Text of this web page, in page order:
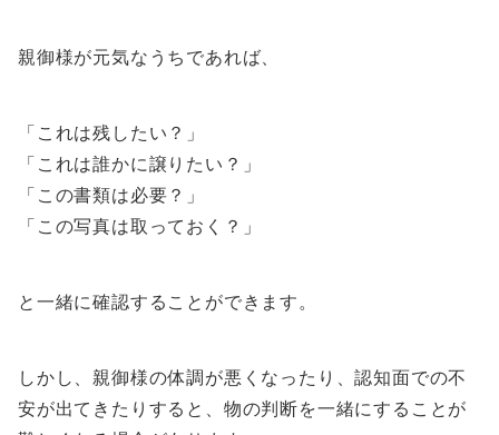
親御様が元気なうちであれば、
「これは残したい？」
「これは誰かに譲りたい？」
「この書類は必要？」
「この写真は取っておく？」
と一緒に確認することができます。
しかし、親御様の体調が悪くなったり、認知面での不
安が出てきたりすると、物の判断を一緒にすることが